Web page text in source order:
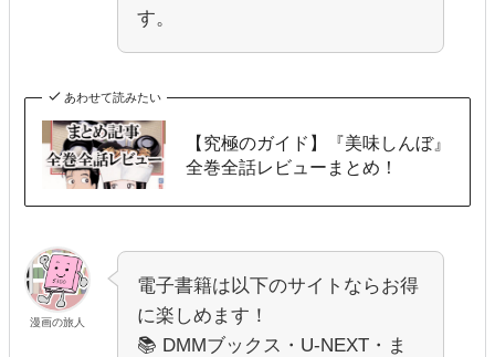
す。
あわせて読みたい
【究極のガイド】『美味しんぼ』
全巻全話レビューまとめ！
漫画の旅人
電子書籍は以下のサイトならお得
に楽しめます！
📚 DMMブックス・U-NEXT・ま